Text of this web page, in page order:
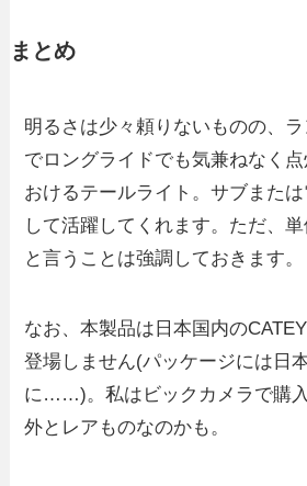
まとめ
明るさは少々頼りないものの、
でロングライドでも気兼ねなく
おけるテールライト。サブまた
して活躍してくれます。ただ、
と言うことは強調しておきます。
なお、本製品は日本国内の
登場しません(パッケージには日
に……)。私はビックカメラで購
外とレアものなのかも。